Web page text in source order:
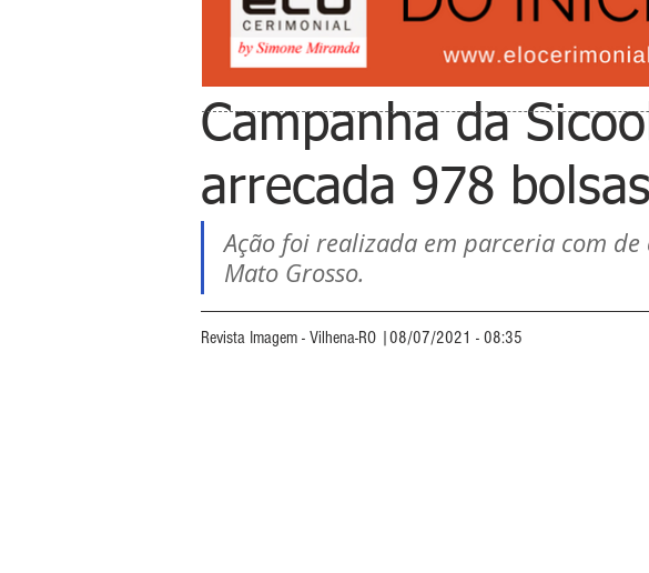
Campanha da
arrecada 978
Ação foi realizada em parceria com de
Mato Grosso.
Revista Imagem - Vilhena-RO |08/07/2021 - 08:35